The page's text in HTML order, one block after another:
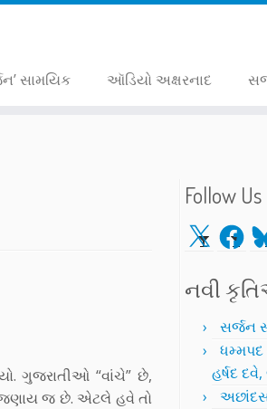
સામયિક ઑડિયો અક્ષરનાદ
ગુજરાતીઓ “વાંચે” છે,
જ છે. એટલે હવે તો
Follow Us
X
નવી
સર્જન
હર્ષદ
અછાંદસ